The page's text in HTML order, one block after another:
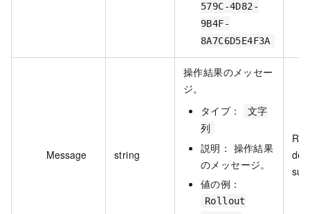
579C-4D82-
9B4F-
8A7C6D5E4F3A
Message string
操作結果のメッセー
ジ。
タイプ：
文字
列
説明： 操作結果
のメッセージ。
値の例：
Rollout